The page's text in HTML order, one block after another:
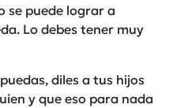
se puede lograr a
Lo debes tener muy
diles a tus hijos
y que eso para nada